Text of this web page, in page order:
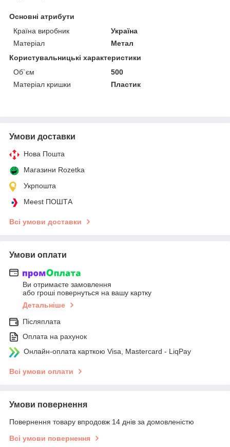
Основні атрибути
Країна виробник
Україна
Матеріал
Метал
Користувальницькі характеристики
Об`єм
500
Матеріал кришки
Пластик
Умови доставки
Нова Пошта
Магазини Rozetka
Укрпошта
Meest ПОШТА
Всі умови доставки
Умови оплати
Ви отримаєте замовлення
або гроші повернуться на вашу картку
Детальніше
Післяплата
Оплата на рахунок
Онлайн-оплата карткою Visa, Mastercard - LiqPay
Всі умови оплати
Умови повернення
Повернення товару впродовж 14 днів за домовленістю
Всі умови повернення